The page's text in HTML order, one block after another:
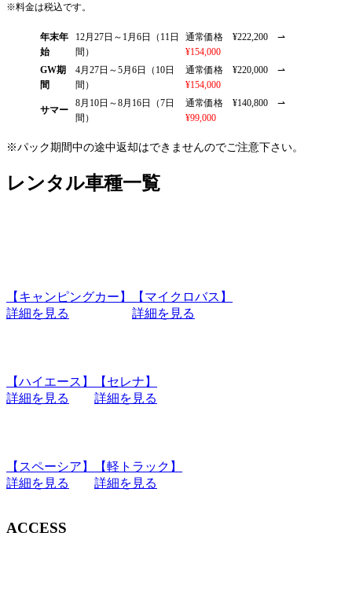
※料金は税込です。
年末年
始
12月27日～1月6日（11日
間）
通常価格 ¥222,200 ⇀
¥154,000
GW期
間
4月27日～5月6日（10日
間）
通常価格 ¥220,000 ⇀
¥154,000
サマー
8月10日～8月16日（7日
間）
通常価格 ¥140,800 ⇀
¥99,000
※パック期間中の途中返却はできませんのでご注意下さい。
レンタル車種一覧
【キャンピングカー】
詳細を見る
【マイクロバス】
詳細を見る
【ハイエース】
詳細を見る
【セレナ】
詳細を見る
【スペーシア】
詳細を見る
【軽トラック】
詳細を見る
ACCESS